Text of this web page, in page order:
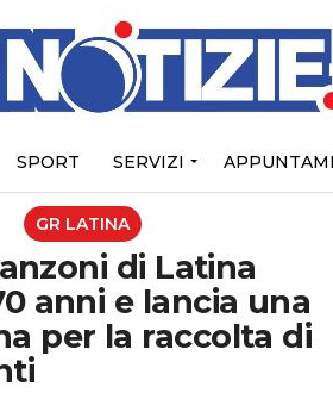
SPORT SERVIZI
GR LATINA
di Latina
anni e lancia una
per la raccolta di